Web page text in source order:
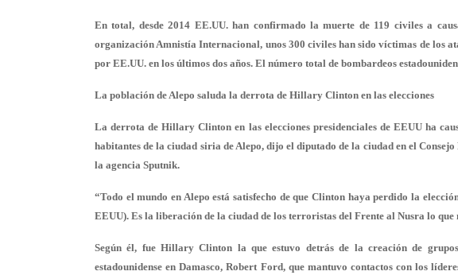
En total, desde 2014 EE.UU. han confirmado la muerte de 119 civilesa
organización Amnistía Internacional, unos 300 civiles han sido víctimas de los
por EE.UU. en los últimos dos años. El número total de bombardeos
La población de Alepo saluda la derrota de Hillary Clinton en las elecciones
La derrota de Hillary Clinton en las elecciones presidenciales de EEUU ha
habitantes de la ciudad siria de Alepo, dijo el diputado de la ciudad en el
la agencia Sputnik.
“Todo el mundo en Alepo está satisfecho de que Clinton haya perdido la
EEUU). Es la liberación de la ciudad de los terroristas del Frente al Nusra lo
Según él, fue Hillary Clinton la que estuvo detrás de la creación de
estadounidense en Damasco, Robert Ford, que mantuvo contactos con los